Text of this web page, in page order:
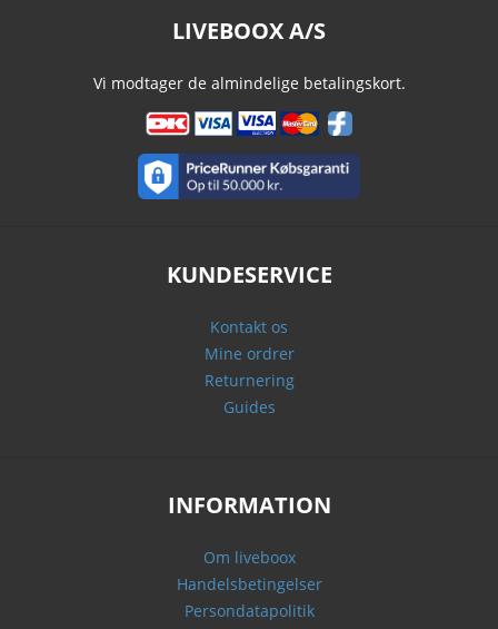
LIVEBOOX A/S
Vi modtager de almindelige betalingskort.
KUNDESERVICE
Kontakt os
Mine ordrer
Returnering
Guides
INFORMATION
Om liveboox
Handelsbetingelser
Persondatapolitik